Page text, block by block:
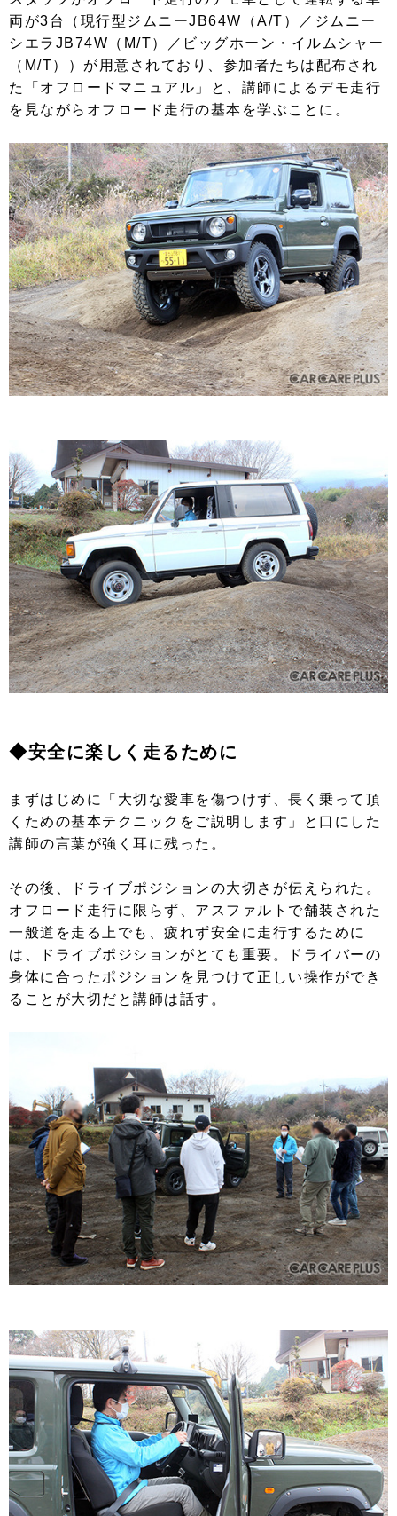
両が3台（現行型ジムニーJB64W（A/T）／ジムニー
シエラJB74W（M/T）／ビッグホーン・イルムシャー
（M/T））が用意されており、参加者たちは配布され
た「オフロードマニュアル」と、講師によるデモ走行
を見ながらオフロード走行の基本を学ぶことに。
◆安全に楽しく走るために
まずはじめに「大切な愛車を傷つけず、長く乗って頂
くための基本テクニックをご説明します」と口にした
講師の言葉が強く耳に残った。
その後、ドライブポジションの大切さが伝えられた。
オフロード走行に限らず、アスファルトで舗装された
一般道を走る上でも、疲れず安全に走行するために
は、ドライブポジションがとても重要。ドライバーの
身体に合ったポジションを見つけて正しい操作ができ
ることが大切だと講師は話す。